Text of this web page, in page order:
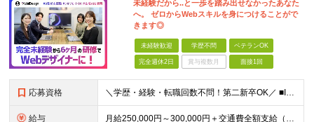
未経験だから..と一歩を踏み出せなかったあなた
へ。 ゼロからWebスキルを身につけることがで
きます◎
未経験歓迎 学歴不問 ベテランOK
完全週休2日 賞与複数月 面接1回
応募資格 ＼学歴・経験・転職回数不問！第二新卒OK／ ■IT・Web業界の仕事に興味がある方 ■将来を見据えて手に職をつけたい方 ★20〜30代が活躍中︕同年代の仲間と⼀緒に働きたいという⽅にもピッタリです ★
給与 ⽉給250,000円～300,000円＋交通費全額⽀給（正社員登⽤後︓昇給年4回） ※給与は経験・スキルなどを考慮の上、最終決定いたします ※上記額にはみなし残業代(⽉14時間分、2万4,648円分